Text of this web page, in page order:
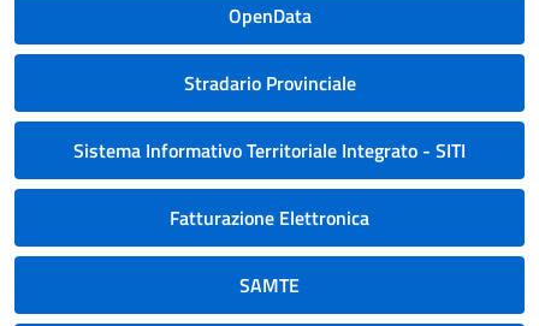
OpenData
Stradario Provinciale
Sistema Informativo Territoriale Integrato - SITI
Fatturazione Elettronica
SAMTE